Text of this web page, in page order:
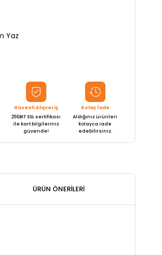
Yaz
Güvenli Alışveriş
256BIT SSL sertifikası
ile kart bilgileriniz
güvende!
Kolay İade
Aldığınız ürünleri
kolayca iade
edebilirsiniz.
ÜRÜN ÖNERILERI